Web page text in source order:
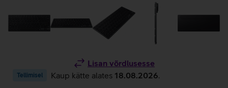
Lisan võrdlusesse
Tellimisel Kaup kätte alates 18.08.2026